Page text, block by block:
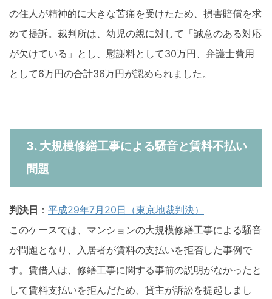
の住人が精神的に大きな苦痛を受けたため、損害賠償を求
めて提訴。裁判所は、幼児の親に対して「誠意のある対応
が欠けている」とし、慰謝料として30万円、弁護士費用
として6万円の合計36万円が認められました​。
3. 大規模修繕工事による騒音と賃料不払い
問題
判決日 ： 平成29年7月20日（東京地裁判決）
このケースでは、マンションの大規模修繕工事による騒音
が問題となり、入居者が賃料の支払いを拒否した事例で
す。賃借人は、修繕工事に関する事前の説明がなかったと
して賃料支払いを拒んだため、貸主が訴訟を提起しまし